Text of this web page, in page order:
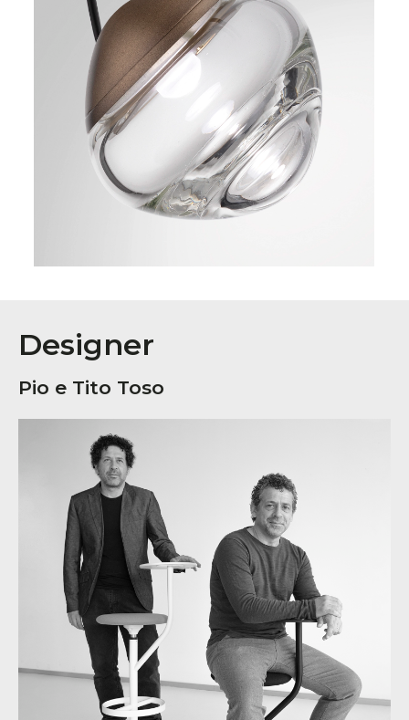
Designer
Pio e Tito Toso